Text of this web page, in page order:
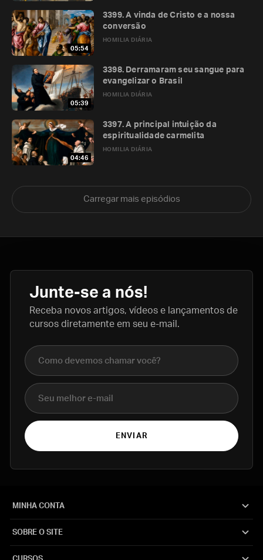
05:54
HOMILIA DIÁRIA
3399. A vinda de Cristo e a nossa
conversão
05:39
HOMILIA DIÁRIA
3398. Derramaram seu sangue para
evangelizar o Brasil
04:46
HOMILIA DIÁRIA
3397. A principal intuição da
espiritualidade carmelita
Carregar mais episódios
Junte-se a nós!
Receba novos artigos, vídeos e lançamentos de
cursos diretamente em seu e-mail.
Nome completo
E-mail
ENVIAR
MINHA CONTA
SOBRE O SITE